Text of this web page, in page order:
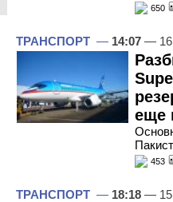
650
ТРАНСПОРТ — 14:07 —
еще
453
ТРАНСПОРТ — 18:18 —